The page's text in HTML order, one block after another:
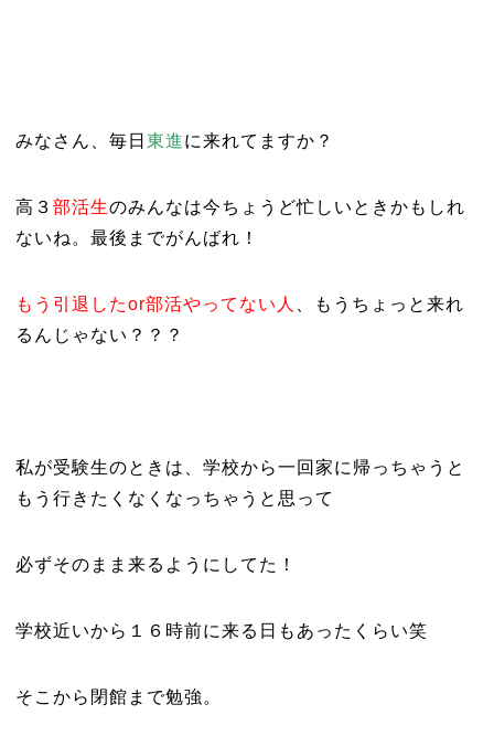
みなさん、毎日 東進に来れてますか？
高３ 部活生のみんなは今ちょうど忙しいときかもしれ
ないね。最後までがんばれ！
もう引退したor部活やってない人
、もうちょっと来れ
るんじゃない？？？
私が受験生のときは、学校から一回家に帰っちゃうと
もう行きたくなくなっちゃうと思って
必ずそのまま来るようにしてた！
学校近いから１６時前に来る日もあったくらい笑
そこから閉館まで勉強。